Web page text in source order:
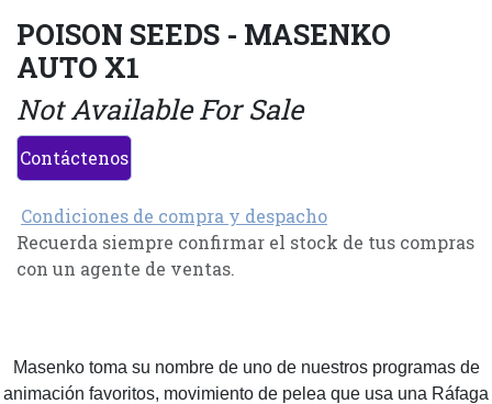
POISON SEEDS - MASENKO
AUTO X1
Not Available For Sale
Contáctenos
Condiciones de compra y despacho
Recuerda siempre confirmar el stock de tus compras
con un agente de ventas.
Masenko toma su nombre de uno de nuestros programas de
animación favoritos, movimiento de pelea que usa una Ráfaga